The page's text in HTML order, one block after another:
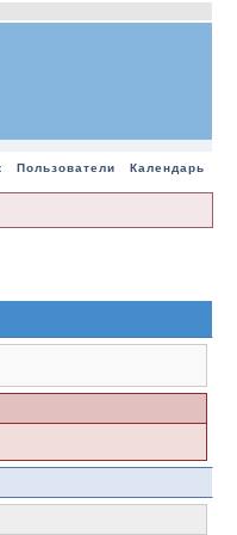
Пользователи Календарь